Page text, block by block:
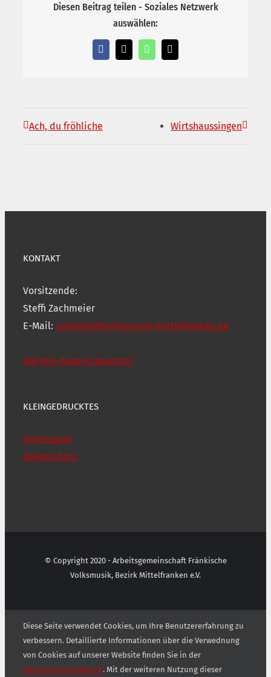
Diesen Beitrag teilen - Soziales Netzwerk
auswählen:
Facebook
X WhatsApp
E-
Mail
Ach, du fröhliche Wirtshaussingen
KONTAKT
Vorsitzende:
Steffi Zachmeier
E-Mail: vorstand@volksmusik-mittelfranken.de
Weitere Ansprechpartner
KLEINGEDRUCKTES
Impressum
Datenschutz
© Copyright 2020 - Arbeitsgemeinschaft Fränkische
Volksmusik, Bezirk Mittelfranken e.V.
Diese Seite verwendet Cookies, um Ihre Benutzererfahrung zu
verbessern. Detaillierte Informationen über die Verwednung
von Cookies auf unserer Website finden Sie in der
Datenschutzerklärung. Mit der weiteren Nutzung dieser